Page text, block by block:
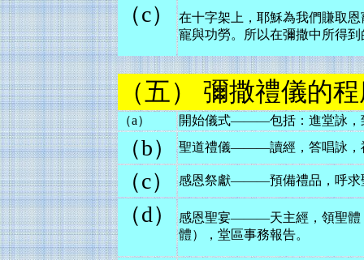
（c）
在十字架上，耶穌為我們賺取
寵與功勞。所以在彌撒中所得
（五） 彌撒禮儀的
（a） 開始儀式———包括：進堂詠，
（b） 聖道禮儀———讀經，答唱詠，
（c） 感恩祭獻———預備禮品，呼求
（d）
感恩聖宴———天主經，領聖體
體），堂區事務報告。